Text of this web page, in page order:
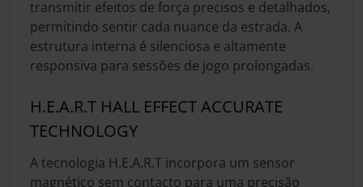
transmitir efeitos de força precisos e detalhados,
permitindo sentir cada nuance da estrada. A
estrutura interna é silenciosa e altamente
responsiva para sessões de jogo prolongadas.
H.E.A.R.T HALL EFFECT ACCURATE
TECHNOLOGY
A tecnologia H.E.A.R.T incorpora um sensor
magnético sem contacto para uma precisão